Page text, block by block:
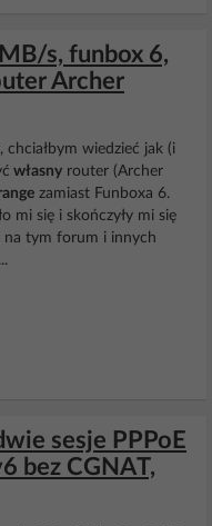
s, funbox 6,
Archer
wiedzieć jak (i
własny router (Archer
zamiast Funboxa 6.
mi się i skończyły mi się
na tym forum i innych
sesje PPPoE
bez CGNAT,